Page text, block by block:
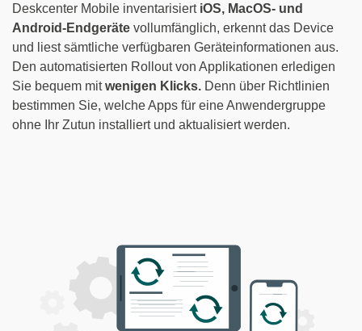
Deskcenter Mobile inventarisiertiOS, MacOS- und
Android-Endgeräte vollumfänglich, erkennt das Device
und liest sämtliche verfügbaren Geräteinformationen aus.
Den automatisierten Rollout von Applikationen erledigen
Sie bequem mitwenigen Klicks. Denn über Richtlinien
bestimmen Sie, welche Apps für eine Anwendergruppe
ohne Ihr Zutun installiert und aktualisiert werden.